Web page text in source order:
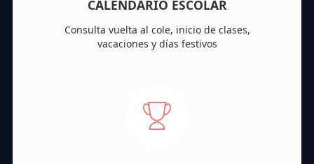
CALENDARIO ESCOLAR
Consulta vuelta al cole, inicio de clases,
vacaciones y días festivos